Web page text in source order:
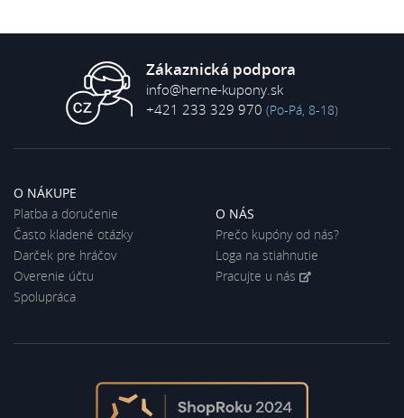
Zákaznická podpora
info@herne-kupony.sk
+421 233 329 970 (Po-Pá, 8-18)
O NÁKUPE
Platba a doručenie
Často kladené otázky
Darček pre hráčov
Overenie účtu
Spolupráca
O NÁS
Prečo kupóny od nás?
Loga na stiahnutie
Pracujte u nás